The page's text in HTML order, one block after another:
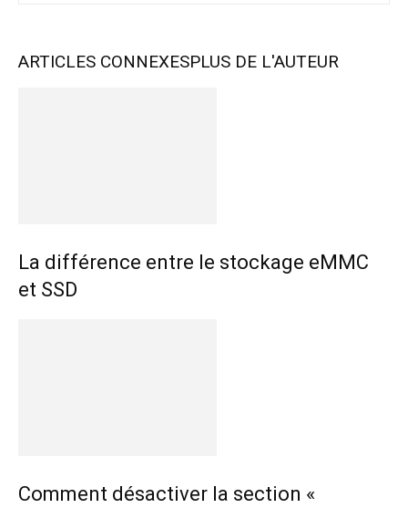
ARTICLES CONNEXESPLUS DE L'AUTEUR
La différence entre le stockage eMMC
et SSD
Comment désactiver la section «